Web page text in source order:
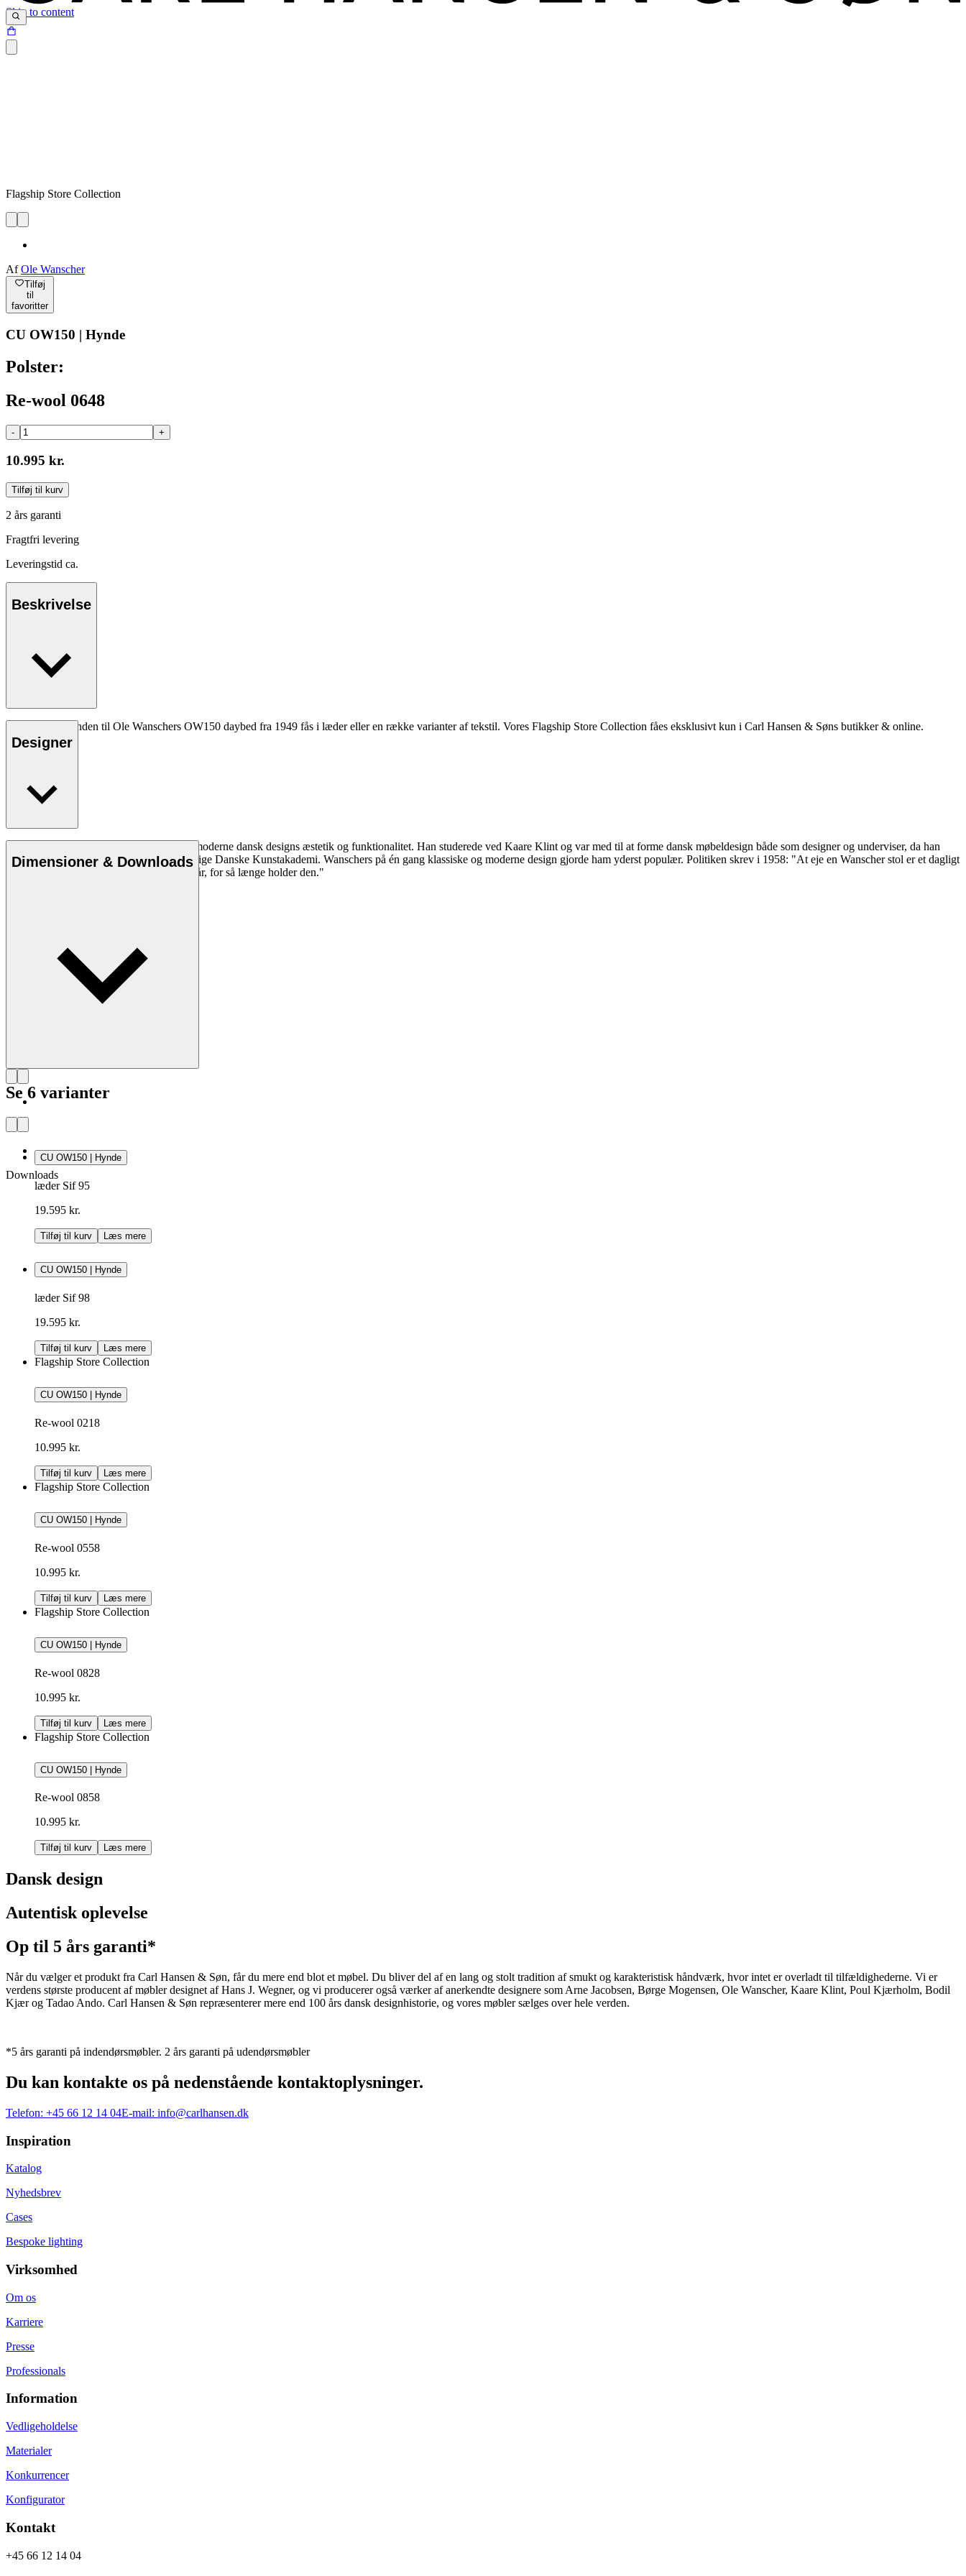
Skip to content
Flagship Store Collection
AfOle Wanscher
Tilføj
til
favoritter
CU OW150 | Hynde
Polster:
Re-wool 0648
- +
10.995 kr.
Tilføj til kurv
2 års garanti
Fragtfri levering
Leveringstid ca.
Beskrivelse
CU OW150 hynden til Ole Wanschers OW150 daybed fra 1949 fås i læder eller en række varianter af tekstil. Vores Flagship Store Collection fåes eksklusivt kun i Carl Hansen & Søns butikker & online.
Designer
Ole Wanscher er uløseligt forbundet med moderne dansk designs æstetik og funktionalitet. Han studerede ved Kaare Klint og var med til at forme dansk møbeldesign både som designer og underviser, da han
overtog Klints professorat ved Det Kongelige Danske Kunstakademi. Wanschers på én gang klassiske og moderne design gjorde ham yderst populær. Politiken skrev i 1958: "At eje en Wanscher stol er et dagligt
eventyr, som vil fortsætte i flere hundrede år, for så længe holder den."
Dimensioner & Downloads
Downloads
Se 6 varianter
CU OW150 | Hynde
læder Sif 95
19.595 kr.
Tilføj til kurv Læs mere
CU OW150 | Hynde
læder Sif 98
19.595 kr.
Tilføj til kurv Læs mere
Flagship Store Collection
CU OW150 | Hynde
Re-wool 0218
10.995 kr.
Tilføj til kurv Læs mere
Flagship Store Collection
CU OW150 | Hynde
Re-wool 0558
10.995 kr.
Tilføj til kurv Læs mere
Flagship Store Collection
CU OW150 | Hynde
Re-wool 0828
10.995 kr.
Tilføj til kurv Læs mere
Flagship Store Collection
CU OW150 | Hynde
Re-wool 0858
10.995 kr.
Tilføj til kurv Læs mere
Dansk design
Autentisk oplevelse
Op til 5 års garanti*
Når du vælger et produkt fra Carl Hansen & Søn, får du mere end blot et møbel. Du bliver del af en lang og stolt tradition af smukt og karakteristisk håndværk, hvor intet er overladt til tilfældighederne. Vi er
verdens største producent af møbler designet af Hans J. Wegner, og vi producerer også værker af anerkendte designere som Arne Jacobsen, Børge Mogensen, Ole Wanscher, Kaare Klint, Poul Kjærholm, Bodil
Kjær og Tadao Ando. Carl Hansen & Søn repræsenterer mere end 100 års dansk designhistorie, og vores møbler sælges over hele verden.
*5 års garanti på indendørsmøbler. 2 års garanti på udendørsmøbler
Du kan kontakte os på nedenstående kontaktoplysninger.
Telefon: +45 66 12 14 04E-mail: info@carlhansen.dk
Inspiration
Katalog
Nyhedsbrev
Cases
Bespoke lighting
Virksomhed
Om os
Karriere
Presse
Professionals
Information
Vedligeholdelse
Materialer
Konkurrencer
Konfigurator
Kontakt
+45 66 12 14 04